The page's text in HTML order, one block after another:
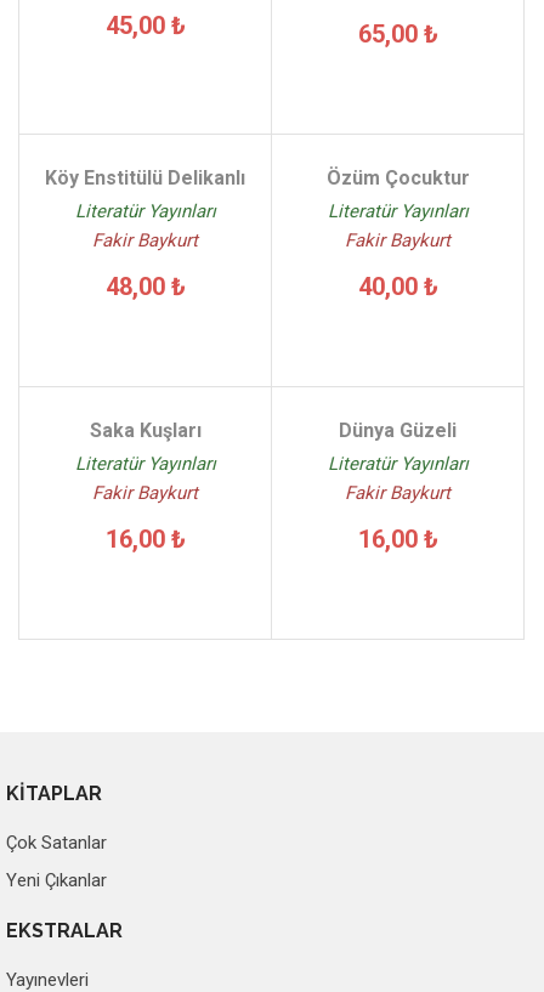
45,00 ₺ 65,00 ₺
Köy Enstitülü Delikanlı
Literatür Yayınları
Fakir Baykurt
48,00 ₺
Özüm Çocuktur
Literatür Yayınları
Fakir Baykurt
40,00 ₺
Saka Kuşları
Literatür Yayınları
Fakir Baykurt
16,00 ₺
Dünya Güzeli
Literatür Yayınları
Fakir Baykurt
16,00 ₺
KİTAPLAR
Çok Satanlar
Yeni Çıkanlar
EKSTRALAR
Yayınevleri